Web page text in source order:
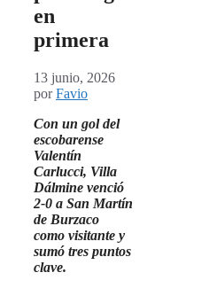
en
primera
13 junio, 2026
porFavio
Con un gol del
escobarense
Valentín
Carlucci, Villa
Dálmine venció
2-0 a San Martín
de Burzaco
como visitante y
sumó tres puntos
clave.